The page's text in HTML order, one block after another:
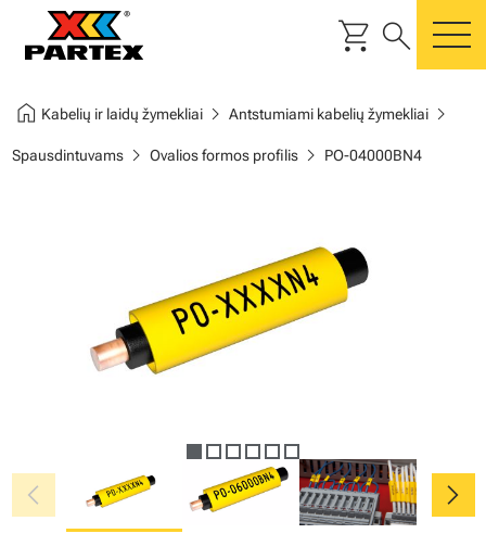
shopping_cart search
home Kabelių ir laidų žymekliaichevron_right Antstumiami kabelių žymekliaichevron_right
Spausdintuvamschevron_right Ovalios formos profilischevron_right PO-04000BN4
chevron_left chevron_right